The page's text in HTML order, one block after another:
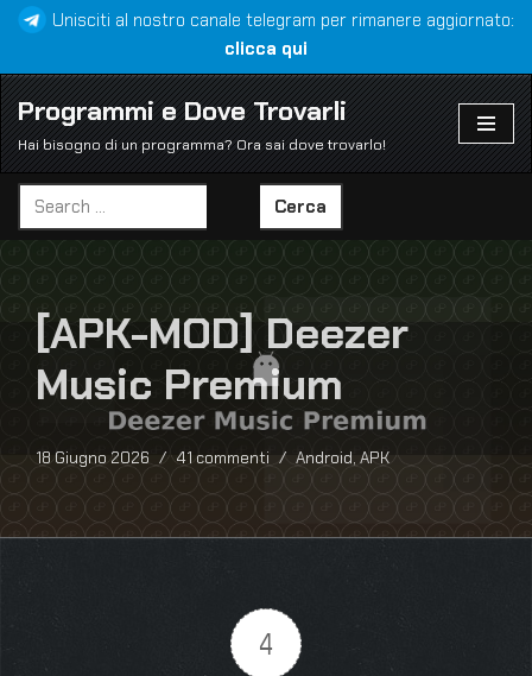
al
contenuto
Unisciti al nostro canale telegram per rimanere aggiornato:
clicca qui
Programmi e Dove Trovarli
Hai bisogno di un programma? Ora sai dove trovarlo!
Cerca
[APK-MOD] Deezer
Music Premium
18 Giugno 2026 41 commenti Android, APK
4